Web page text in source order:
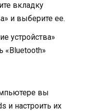
вкладку
и выберите ее.
устройства»
«Bluetooth»
вы
и настроить их